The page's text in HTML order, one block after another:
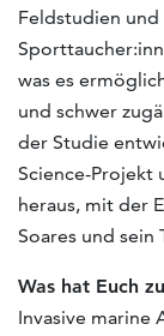
Feldstudien und
was es
und schwer
der Studie
Science-Projekt
heraus, mit der
Soares und sein
Was hat Euch
Invasive marine